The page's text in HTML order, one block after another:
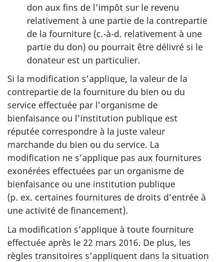
don aux fins de l’impôt sur le revenu
relativement à une partie de la contrepartie
de la fourniture (c.-à-d. relativement à une
partie du don) ou pourrait être délivré si le
donateur est un particulier.
Si la modification s’applique, la valeur de la
contrepartie de la fourniture du bien ou du
service effectuée par l’organisme de
bienfaisance ou l’institution publique est
réputée correspondre à la juste valeur
marchande du bien ou du service. La
modification ne s’applique pas aux fournitures
exonérées effectuées par un organisme de
bienfaisance ou une institution publique
(p. ex. certaines fournitures de droits d’entrée à
une activité de financement).
La modification s’applique à toute fourniture
effectuée après le 22 mars 2016. De plus, les
règles transitoires s’appliquent dans la situation